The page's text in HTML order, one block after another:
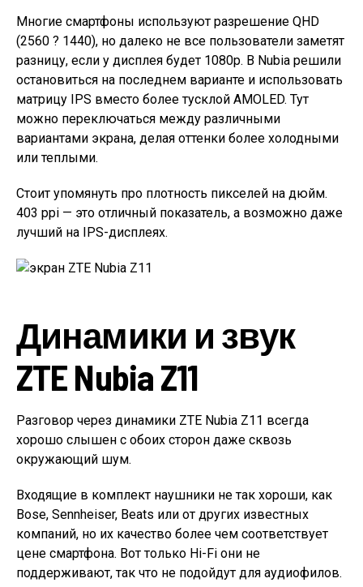
Многие смартфоны используют разрешение QHD
(2560 ? 1440), но далеко не все пользователи заметят
разницу, если у дисплея будет 1080p. В Nubia решили
остановиться на последнем варианте и использовать
матрицу IPS вместо более тусклой AMOLED. Тут
можно переключаться между различными
вариантами экрана, делая оттенки более холодными
или теплыми.
Стоит упомянуть про плотность пикселей на дюйм.
403 ppi — это отличный показатель, а возможно даже
лучший на IPS-дисплеях.
Динамики и звук
ZTE Nubia Z11
Разговор через динамики ZTE Nubia Z11 всегда
хорошо слышен с обоих сторон даже сквозь
окружающий шум.
Входящие в комплект наушники не так хороши, как
Bose, Sennheiser, Beats или от других известных
компаний, но их качество более чем соответствует
цене смартфона. Вот только Hi-Fi они не
поддерживают, так что не подойдут для аудиофилов.